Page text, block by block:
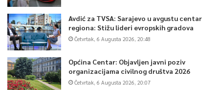
Avdić za TVSA: Sarajevo u avgustu centar
regiona: Stižu lideri evropskih gradova
Četvrtak, 6 Augusta 2026, 20:48
Općina Centar: Objavljen javni poziv
organizacijama civilnog društva 2026
Četvrtak, 6 Augusta 2026, 20:07